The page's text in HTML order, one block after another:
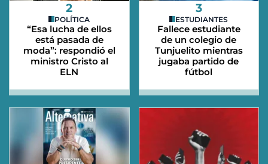
2
POLÍTICA
“Esa lucha de ellos
está pasada de
moda”: respondió el
ministro Cristo al
ELN
3
ESTUDIANTES
Fallece estudiante
de un colegio de
Tunjuelito mientras
jugaba partido de
fútbol